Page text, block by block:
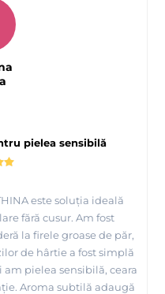
pielea sensibilă
este soluția ideală
fără cusur. Am fost
la firele groase de păr,
de hârtie a fost simplă
pielea sensibilă, ceara
Aroma subtilă adaugă